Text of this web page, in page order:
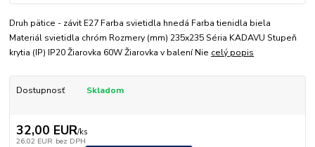
Druh pätice - závit E27 Farba svietidla hnedá Farba tienidla biela
Materiál svietidla chróm Rozmery (mm) 235x235 Séria KADAVU Stupeň
krytia (IP) IP20 Žiarovka 60W Žiarovka v balení Nie celý popis
Dostupnosť Skladom
32,00 EUR/ks
26,02 EUR bez DPH